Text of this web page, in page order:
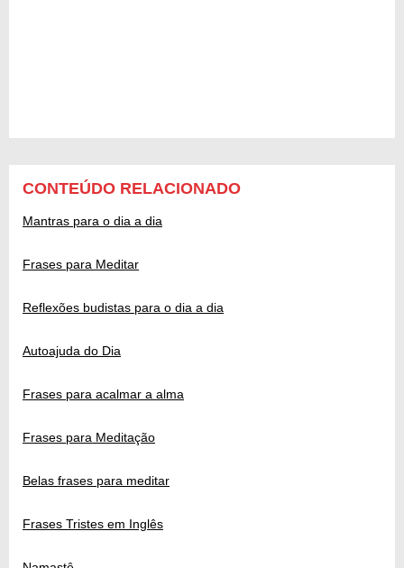
CONTEÚDO RELACIONADO
Mantras para o dia a dia
Frases para Meditar
Reflexões budistas para o dia a dia
Autoajuda do Dia
Frases para acalmar a alma
Frases para Meditação
Belas frases para meditar
Frases Tristes em Inglês